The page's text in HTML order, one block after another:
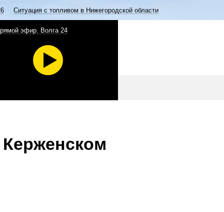
Ситуация с топливом в Нижегородской области
эфир. Волга 24